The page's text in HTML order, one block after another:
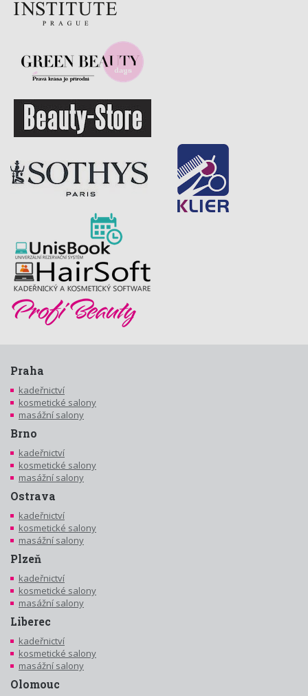
Praha
kadeřnictví
kosmetické salony
masážní salony
Brno
kadeřnictví
kosmetické salony
masážní salony
Ostrava
kadeřnictví
kosmetické salony
masážní salony
Plzeň
kadeřnictví
kosmetické salony
masážní salony
Liberec
kadeřnictví
kosmetické salony
masážní salony
Olomouc